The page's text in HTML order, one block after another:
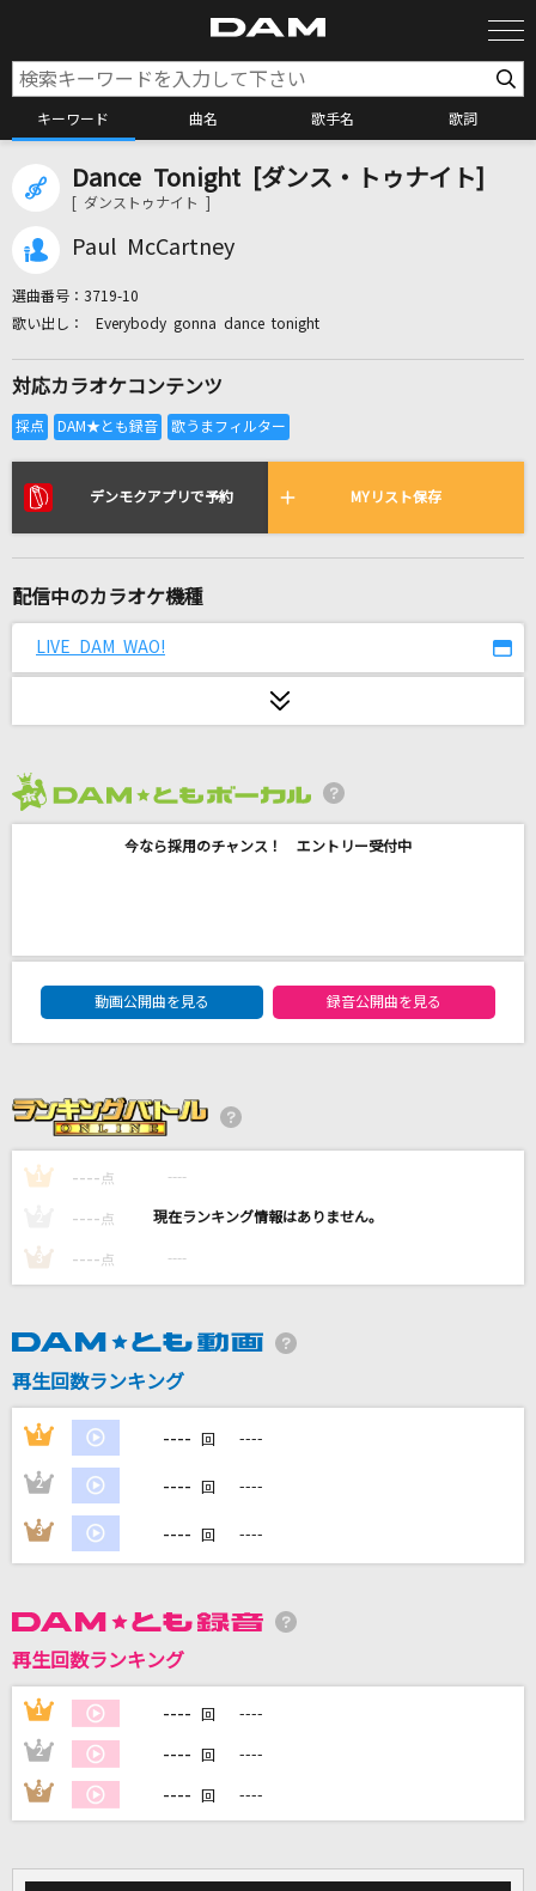
キーワード 曲名 歌手名 歌詞
カラオケ検索
カラオケ店舗検索
全国りれき
リアルタイムで歌われている曲の一覧
W/X/Y
HOWEVER
乃木坂46
Holiday
Phantom Joke
MY FIRST STORY×HYDE
カラオケ最新情報をチェック！
Dance Tonight [ダンス・トゥナイト]
[ ダンストゥナイト ]
Paul McCartney
選曲番号： 3719-10
Everybody gonna dance tonight
対応カラオケコンテンツ
デンモクアプリで予約 MYリスト保存
配信中のカラオケ機種
LIVE DAM WAO!
今なら採用のチャンス！ エントリー受付中
DAM★ともボーカルエントリーランキング
動画公開曲を見る
録音公開曲を見る
1 ---- 点 ----
---- 点 ----
3 ---- 点 ----
再生回数ランキング
1 ---- 回 ----
2 ---- 回 ----
3 ---- 回 ----
再生回数ランキング
1 ---- 回 ----
2 ---- 回 ----
3 ---- 回 ----